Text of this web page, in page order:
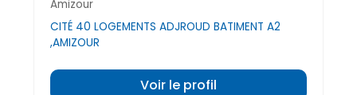
Amizour
CITÉ 40 LOGEMENTS ADJROUD BATIMENT A2
,AMIZOUR
Voir le profil